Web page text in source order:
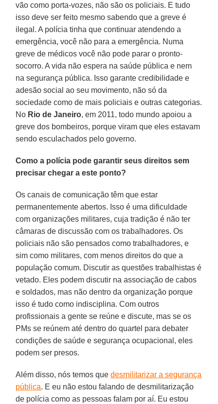
vão como porta-vozes, não são os policiais. E tudo
isso deve ser feito mesmo sabendo que a greve é
ilegal. A polícia tinha que continuar atendendo a
emergência, você não para a emergência. Numa
greve de médicos você não pode parar o pronto-
socorro. A vida não espera na saúde pública e nem
na segurança pública. Isso garante credibilidade e
adesão social ao seu movimento, não só da
sociedade como de mais policiais e outras categorias.
No Rio de Janeiro, em 2011, todo mundo apoiou a
greve dos bombeiros, porque viram que eles estavam
sendo esculachados pelo governo.
Como a polícia pode garantir seus direitos sem
precisar chegar a este ponto?
Os canais de comunicação têm que estar
permanentemente abertos. Isso é uma dificuldade
com organizações militares, cuja tradição é não ter
câmaras de discussão com os trabalhadores. Os
policiais não são pensados como trabalhadores, e
sim como militares, com menos direitos do que a
população comum. Discutir as questões trabalhistas é
vetado. Eles podem discutir na associação de cabos
e soldados, mas não dentro da organização porque
isso é tudo como indisciplina. Com outros
profissionais a gente se reúne e discute, mas se os
PMs se reúnem até dentro do quartel para debater
condições de saúde e segurança ocupacional, eles
podem ser presos.
Além disso, nós temos quedesmilitarizar a segurança
pública. E eu não estou falando de desmilitarização
de polícia como as pessoas falam por aí. Eu estou